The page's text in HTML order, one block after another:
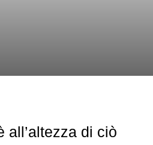
all’altezza di ciò